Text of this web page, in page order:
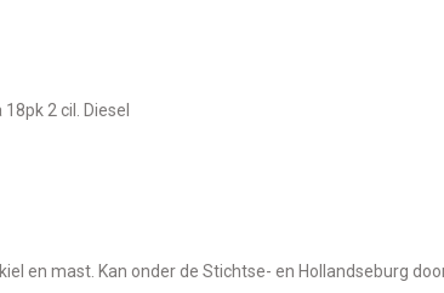
2 cil. Diesel
en mast. Kan onder de Stichtse- en Hollandseburg